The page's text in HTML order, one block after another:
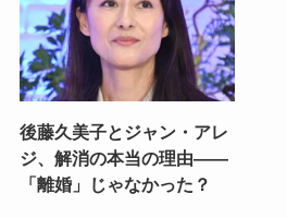
後藤久美子とジャン・アレ
ジ、解消の本当の理由——
「離婚」じゃなかった？